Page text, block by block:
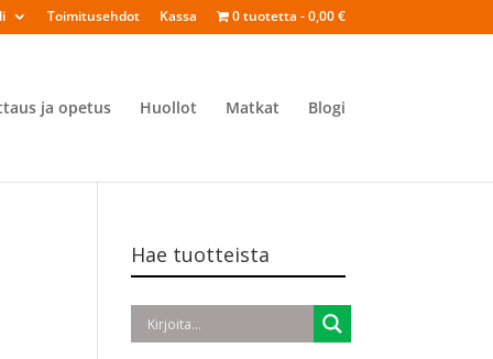
Toimitusehdot Kassa 0 tuotetta 0,00 €
ja opetus Huollot Matkat Blogi
Hae tuotteista